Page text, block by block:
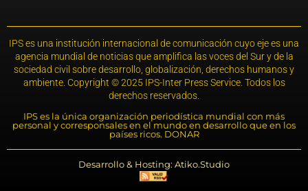
IPS es una institución internacional de comunicación cuyo eje es una
agencia mundial de noticias que amplifica las voces del Sur y de la
sociedad civil sobre desarrollo, globalización, derechos humanos y
ambiente. Copyright © 2025 IPS-Inter Press Service. Todos los
derechos reservados.
IPS es la única organización periodística mundial con más
personal y corresponsales en el mundo en desarrollo que en los
países ricos. DONAR
Desarrollo & Hosting: Atiko.Studio